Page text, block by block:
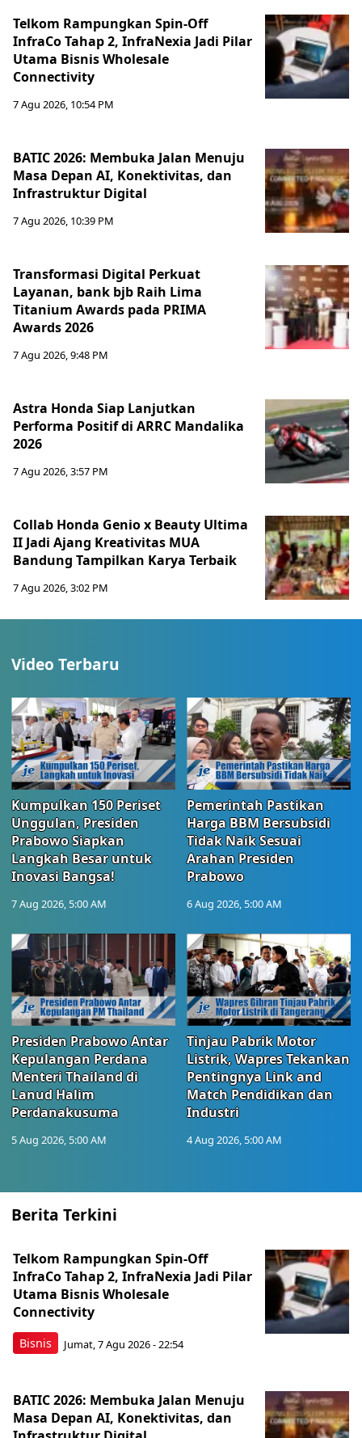
Telkom Rampungkan Spin-Off
InfraCo Tahap 2, InfraNexia Jadi Pilar
Utama Bisnis Wholesale
Connectivity
7 Agu 2026, 10:54 PM
BATIC 2026: Membuka Jalan Menuju
Masa Depan AI, Konektivitas, dan
Infrastruktur Digital
7 Agu 2026, 10:39 PM
Transformasi Digital Perkuat
Layanan, bank bjb Raih Lima
Titanium Awards pada PRIMA
Awards 2026
7 Agu 2026, 9:48 PM
Astra Honda Siap Lanjutkan
Performa Positif di ARRC Mandalika
2026
7 Agu 2026, 3:57 PM
Collab Honda Genio x Beauty Ultima
II Jadi Ajang Kreativitas MUA
Bandung Tampilkan Karya Terbaik
7 Agu 2026, 3:02 PM
Video Terbaru
Kumpulkan 150 Periset
Unggulan, Presiden
Prabowo Siapkan
Langkah Besar untuk
Inovasi Bangsa!
7 Aug 2026, 5:00 AM
Pemerintah Pastikan
Harga BBM Bersubsidi
Tidak Naik Sesuai
Arahan Presiden
Prabowo
6 Aug 2026, 5:00 AM
Presiden Prabowo Antar
Kepulangan Perdana
Menteri Thailand di
Lanud Halim
Perdanakusuma
5 Aug 2026, 5:00 AM
Tinjau Pabrik Motor
Listrik, Wapres Tekankan
Pentingnya Link and
Match Pendidikan dan
Industri
4 Aug 2026, 5:00 AM
Berita Terkini
Bisnis
Telkom Rampungkan Spin-Off
InfraCo Tahap 2, InfraNexia Jadi Pilar
Utama Bisnis Wholesale
Connectivity
Jumat, 7 Agu 2026 - 22:54
BATIC 2026: Membuka Jalan Menuju
Masa Depan AI, Konektivitas, dan